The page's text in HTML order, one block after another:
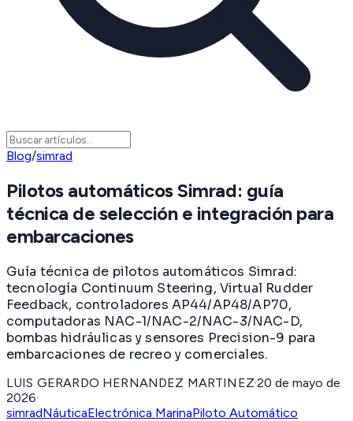
Blog/simrad
Pilotos automáticos Simrad: guía
técnica de selección e integración para
embarcaciones
Guía técnica de pilotos automáticos Simrad:
tecnología Continuum Steering, Virtual Rudder
Feedback, controladores AP44/AP48/AP70,
computadoras NAC-1/NAC-2/NAC-3/NAC-D,
bombas hidráulicas y sensores Precision-9 para
embarcaciones de recreo y comerciales.
LUIS GERARDO HERNANDEZ MARTINEZ·20 de mayo de
2026·
simradNáuticaElectrónica MarinaPiloto Automático